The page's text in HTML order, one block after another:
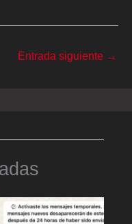
Entrada siguiente →